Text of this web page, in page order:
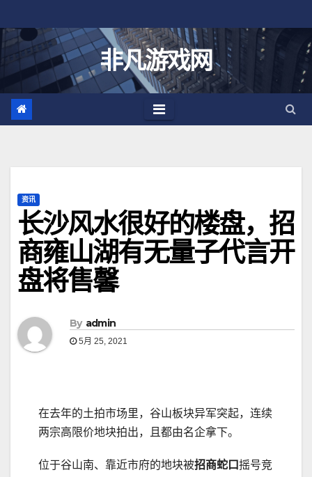
至
非凡游戏网
资讯
长沙风水很好的楼盘，招
商雍山湖有无量子代言开
盘将售馨
By admin
5月 25, 2021
在去年的土拍市场里，谷山板块异军突起，连续
两宗高限价地块拍出，且都由名企拿下。
位于谷山南、靠近市府的地块被招商蛇口摇号竞